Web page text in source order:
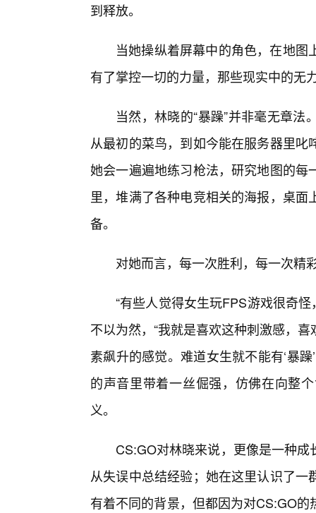
到释放。
当她操纵着屏幕中的角色，在地
有了掌控一切的力量，那些现实中的无
当然，林晓的“暴躁”并非毫无章
从最初的菜鸟，到如今能在服务器里
她会一遍遍地练习枪法，研究地图的
里，堆满了各种电竞相关的海报，桌
备。
对她而言，每一次胜利，每一次精
“有些人觉得女生玩FPS游戏很奇
不以为然，“我就是喜欢这种刺激感，
素飙升的感觉。难道女生就不能有‘暴
的声音里带着一丝倔强，仿佛在向整
义。
CS:GO对林晓来说，更像是一种
从失误中总结经验；她在这里认识了
有着不同的背景，但都因为对CS:GO